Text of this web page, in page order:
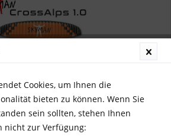
Cookies, um Ihnen die
bieten zu können. Wenn Sie
sein sollten, stehen Ihnen
nicht zur Verfügung: